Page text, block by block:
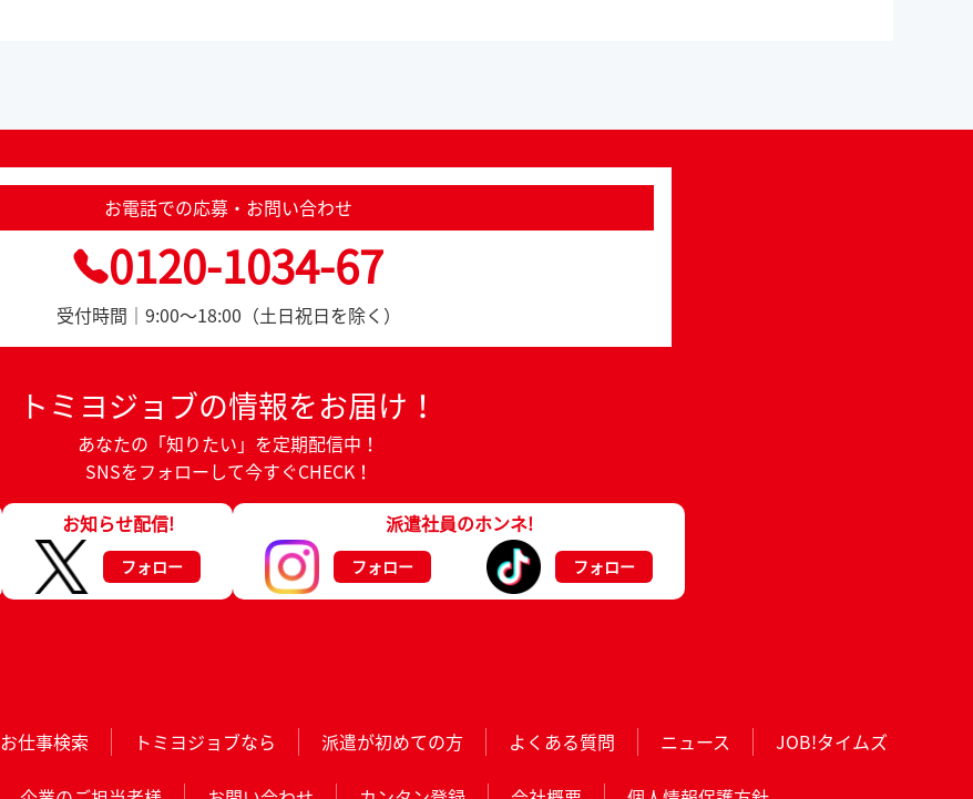
お電話での応募・お問い合わせ
0120-1034-67
受付時間｜9:00～18:00（土日祝日を除く）
トミヨジョブの情報をお届け！
あなたの「知りたい」を定期配信中！
SNSをフォローして今すぐCHECK！
お知らせ配信!
フォロー
派遣社員のホンネ!
フォロー フォロー
お仕事検索 トミヨジョブなら 派遣が初めての方 よくある質問 ニュース JOB!タイムズ